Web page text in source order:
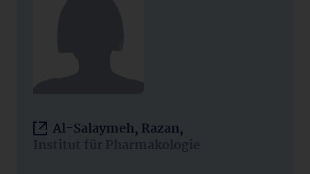
Al-Salaymeh, Razan,
Institut für Pharmakologie